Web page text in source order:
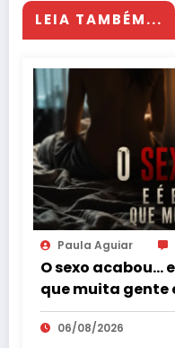
LEIA TAMBÉM...
Paula Aguiar
O sexo acabou…
que muita gente
06/08/2026